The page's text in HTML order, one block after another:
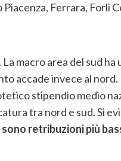
Ferrara, Forlì
macro area del sud ha
accade invece al
stipendio medio
tra nord e sud. Si
sono retribuzioni più